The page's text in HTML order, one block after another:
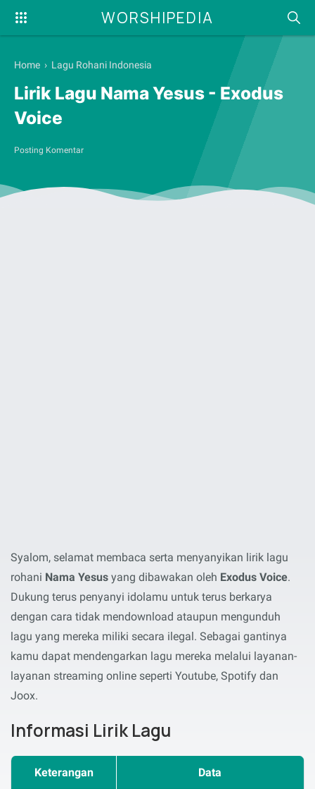
WORSHIPEDIA
Home › Lagu Rohani Indonesia
Lirik Lagu Nama Yesus - Exodus
Voice
Posting Komentar
Syalom, selamat membaca serta menyanyikan lirik lagu
rohani Nama Yesus yang dibawakan oleh Exodus Voice.
Dukung terus penyanyi idolamu untuk terus berkarya
dengan cara tidak mendownload ataupun mengunduh
lagu yang mereka miliki secara ilegal. Sebagai gantinya
kamu dapat mendengarkan lagu mereka melalui layanan-
layanan streaming online seperti Youtube, Spotify dan
Joox.
Informasi Lirik Lagu
Keterangan Data